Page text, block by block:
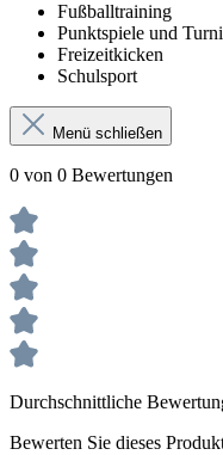
Fußballtraining
Punktspiele und
Freizeitkicken
Schulsport
Menü schließen
0 von 0 Bewertungen
Durchschnittliche
Bewerten Sie dieses